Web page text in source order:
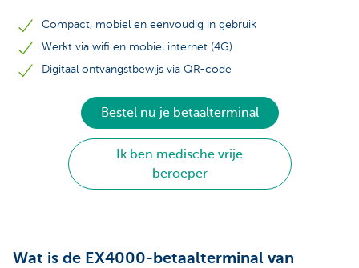
Compact, mobiel en eenvoudig in gebruik
Werkt via wifi en mobiel internet (4G)
Digitaal ontvangstbewijs via QR-code
Bestel nu je betaalterminal
Ik ben medische vrije
beroeper
Wat is de EX4000-betaalterminal van